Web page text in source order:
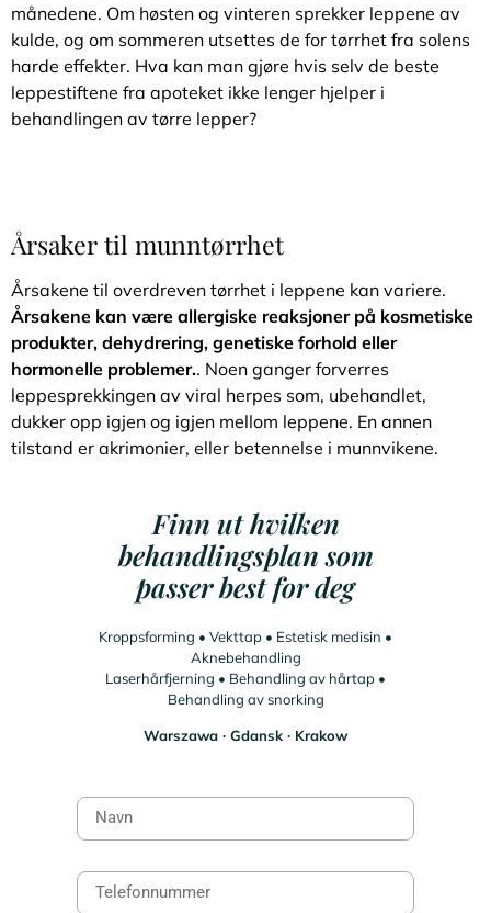
månedene. Om høsten og vinteren sprekker leppene av
kulde, og om sommeren utsettes de for tørrhet fra solens
harde effekter. Hva kan man gjøre hvis selv de beste
leppestiftene fra apoteket ikke lenger hjelper i
behandlingen av tørre lepper?
Årsaker til munntørrhet
Årsakene til overdreven tørrhet i leppene kan variere.
Årsakene kan være allergiske reaksjoner på kosmetiske
produkter, dehydrering, genetiske forhold eller
hormonelle problemer.. Noen ganger forverres
leppesprekkingen av viral herpes som, ubehandlet,
dukker opp igjen og igjen mellom leppene. En annen
tilstand er akrimonier, eller betennelse i munnvikene.
Finn ut hvilken
behandlingsplan som
passer best for deg
Kroppsforming • Vekttap • Estetisk medisin •
Aknebehandling
Laserhårfjerning • Behandling av hårtap •
Behandling av snorking
Warszawa ∙ Gdansk ∙ Krakow